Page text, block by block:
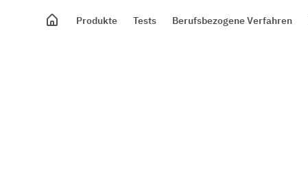
Produkte Tests Berufsbezogene Verfahren